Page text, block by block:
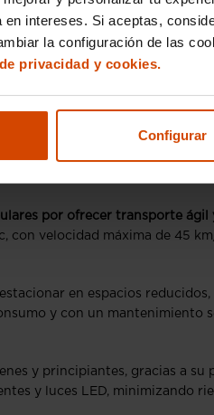
en intereses. Si aceptas,
la configuración de las
privacidad y cookies.
Configurar
por ofrecer transporte ágil
con velocidad máxima de 45
en espacios
y con un mantenimiento
y principiantes, gracias a su
y luces LED, minimizando